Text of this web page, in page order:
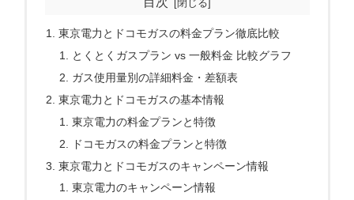
東京電力とドコモガスの料金プラン徹底比較
とくとくガスプラン vs 一般料金 比較グラフ
ガス使用量別の詳細料金・差額表
東京電力とドコモガスの基本情報
東京電力の料金プランと特徴
ドコモガスの料金プランと特徴
東京電力とドコモガスのキャンペーン情報
東京電力のキャンペーン情報